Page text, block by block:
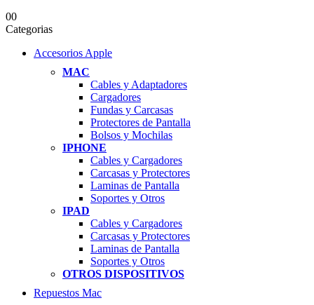
00
Categorias
Accesorios Apple
MAC
Cables y Adaptadores
Cargadores
Fundas y Carcasas
Protectores de Pantalla
Bolsos y Mochilas
IPHONE
Cables y Cargadores
Carcasas y Protectores
Laminas de Pantalla
Soportes y Otros
IPAD
Cables y Cargadores
Carcasas y Protectores
Laminas de Pantalla
Soportes y Otros
OTROS DISPOSITIVOS
Repuestos Mac